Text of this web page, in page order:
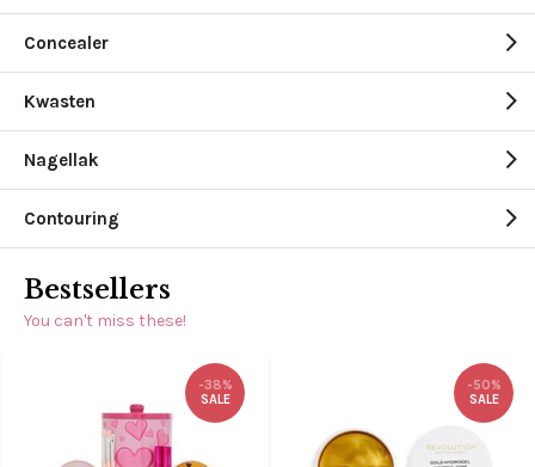
Concealer
Kwasten
Nagellak
Contouring
Bestsellers
You can't miss these!
-38%
SALE
-50%
SALE